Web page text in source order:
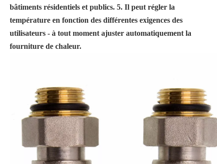
bâtiments résidentiels et publics. 5. Il peut régler la
température en fonction des différentes exigences des
utilisateurs - à tout moment ajuster automatiquement la
fourniture de chaleur.